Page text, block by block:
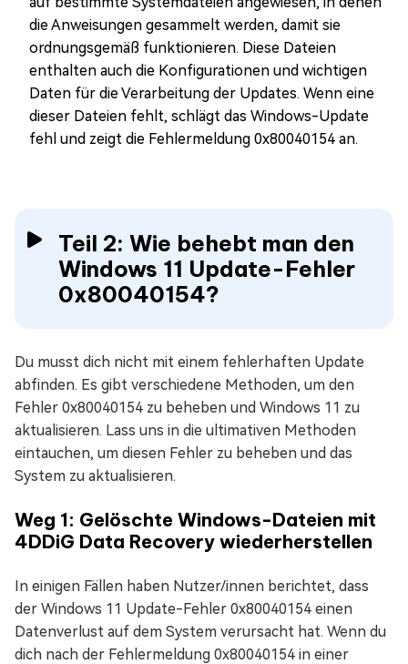
die Anweisungen gesammelt werden, damit sie
ordnungsgemäß funktionieren. Diese Dateien
enthalten auch die Konfigurationen und wichtigen
Daten für die Verarbeitung der Updates. Wenn eine
dieser Dateien fehlt, schlägt das Windows-Update
fehl und zeigt die Fehlermeldung 0x80040154 an.
Teil 2: Wie behebt man den
Windows 11 Update-Fehler
0x80040154?
Du musst dich nicht mit einem fehlerhaften Update
abfinden. Es gibt verschiedene Methoden, um den
Fehler 0x80040154 zu beheben und Windows 11 zu
aktualisieren. Lass uns in die ultimativen Methoden
eintauchen, um diesen Fehler zu beheben und das
System zu aktualisieren.
Weg 1: Gelöschte Windows-Dateien mit
4DDiG Data Recovery wiederherstellen
In einigen Fällen haben Nutzer/innen berichtet, dass
der Windows 11 Update-Fehler 0x80040154 einen
Datenverlust auf dem System verursacht hat. Wenn du
dich nach der Fehlermeldung 0x80040154 in einer